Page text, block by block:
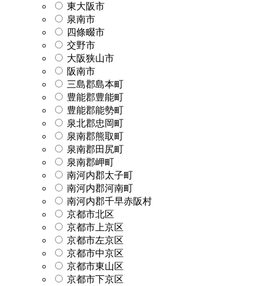
東大阪市
泉南市
四條畷市
交野市
大阪狭山市
阪南市
三島郡島本町
豊能郡豊能町
豊能郡能勢町
泉北郡忠岡町
泉南郡熊取町
泉南郡田尻町
泉南郡岬町
南河内郡太子町
南河内郡河南町
南河内郡千早赤阪村
京都市北区
京都市上京区
京都市左京区
京都市中京区
京都市東山区
京都市下京区